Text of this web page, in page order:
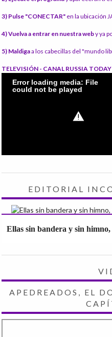
3) Pulse "CONECTAR" en la ubicación
4) Vuelva a entrar en nuestra weby ya
5) Maldigaa los cabecillas del "mundo
TELEVISIÓN - CANAL RUSSIA TODAY
EDITORIAL
Ellas sin bandera y sin himno,
APEDREADOS, EL